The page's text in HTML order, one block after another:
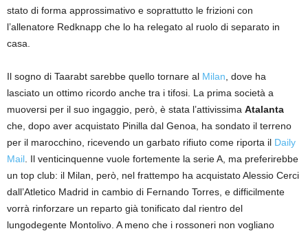
stato di forma approssimativo e soprattutto le frizioni con
l’allenatore Redknapp che lo ha relegato al ruolo di separato in
casa.
Il sogno di Taarabt sarebbe quello tornare al Milan , dove ha
lasciato un ottimo ricordo anche tra i tifosi. La prima società a
muoversi per il suo ingaggio, però, è stata l’attivissima Atalanta
che, dopo aver acquistato Pinilla dal Genoa, ha sondato il terreno
per il marocchino, ricevendo un garbato rifiuto come riporta il Daily
Mail . Il venticinquenne vuole fortemente la serie A, ma preferirebbe
un top club: il Milan, però, nel frattempo ha acquistato Alessio Cerci
dall’Atletico Madrid in cambio di Fernando Torres, e difficilmente
vorrà rinforzare un reparto già tonificato dal rientro del
lungodegente Montolivo. A meno che i rossoneri non vogliano